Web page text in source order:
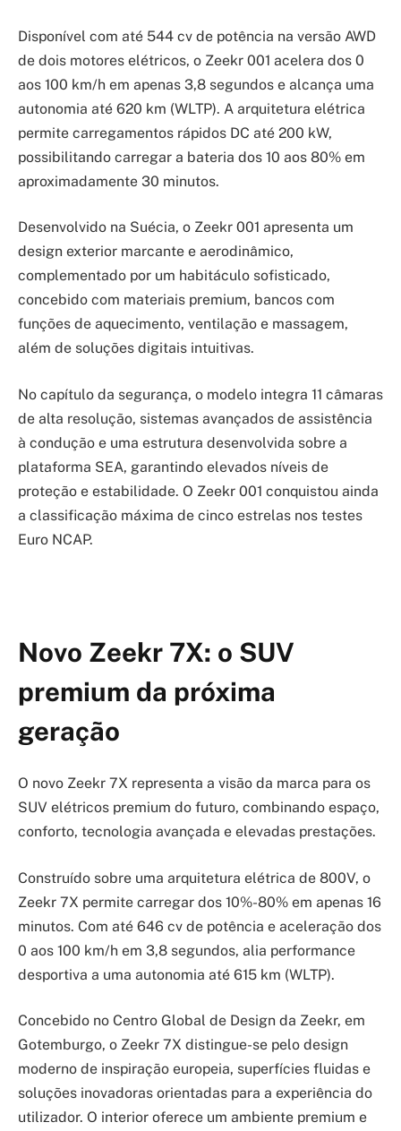
Disponível com até 544 cv de potência na versão AWD
de dois motores elétricos, o Zeekr 001 acelera dos 0
aos 100 km/h em apenas 3,8 segundos e alcança uma
autonomia até 620 km (WLTP). A arquitetura elétrica
permite carregamentos rápidos DC até 200 kW,
possibilitando carregar a bateria dos 10 aos 80% em
aproximadamente 30 minutos.
Desenvolvido na Suécia, o Zeekr 001 apresenta um
design exterior marcante e aerodinâmico,
complementado por um habitáculo sofisticado,
concebido com materiais premium, bancos com
funções de aquecimento, ventilação e massagem,
além de soluções digitais intuitivas.
No capítulo da segurança, o modelo integra 11 câmaras
de alta resolução, sistemas avançados de assistência
à condução e uma estrutura desenvolvida sobre a
plataforma SEA, garantindo elevados níveis de
proteção e estabilidade. O Zeekr 001 conquistou ainda
a classificação máxima de cinco estrelas nos testes
Euro NCAP.
Novo Zeekr 7X: o SUV
premium da próxima
geração
O novo Zeekr 7X representa a visão da marca para os
SUV elétricos premium do futuro, combinando espaço,
conforto, tecnologia avançada e elevadas prestações.
Construído sobre uma arquitetura elétrica de 800V, o
Zeekr 7X permite carregar dos 10%-80% em apenas 16
minutos. Com até 646 cv de potência e aceleração dos
0 aos 100 km/h em 3,8 segundos, alia performance
desportiva a uma autonomia até 615 km (WLTP).
Concebido no Centro Global de Design da Zeekr, em
Gotemburgo, o Zeekr 7X distingue-se pelo design
moderno de inspiração europeia, superfícies fluidas e
soluções inovadoras orientadas para a experiência do
utilizador. O interior oferece um ambiente premium e